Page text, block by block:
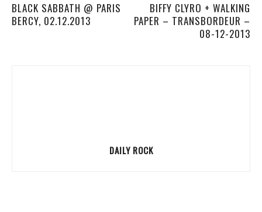
BLACK SABBATH @ PARIS
BERCY, 02.12.2013
BIFFY CLYRO + WALKING
PAPER – TRANSBORDEUR –
08-12-2013
DAILY ROCK